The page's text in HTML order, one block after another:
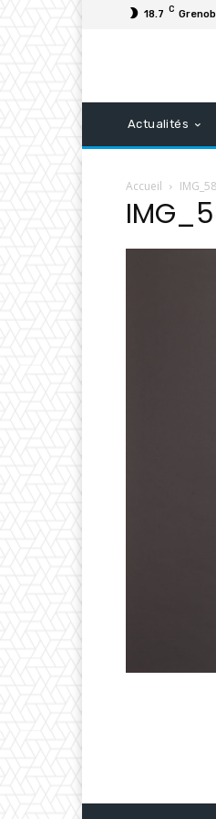
18.7 C
Actualités
Accueil